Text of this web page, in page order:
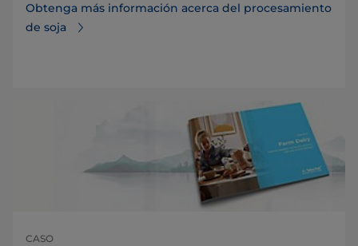
Obtenga más información acerca del procesamiento
de soja
CASO